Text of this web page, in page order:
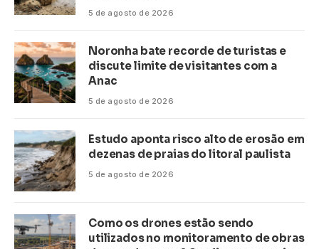
5 de agosto de 2026
Noronha bate recorde de turistas e
discute limite de visitantes com a
Anac
5 de agosto de 2026
Estudo aponta risco alto de erosão em
dezenas de praias do litoral paulista
5 de agosto de 2026
Como os drones estão sendo
utilizados no monitoramento de obras